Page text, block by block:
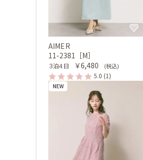
AIMER
11-2381［M］
３泊４日 ￥6,480 (税込)
5.0 (1)
NEW